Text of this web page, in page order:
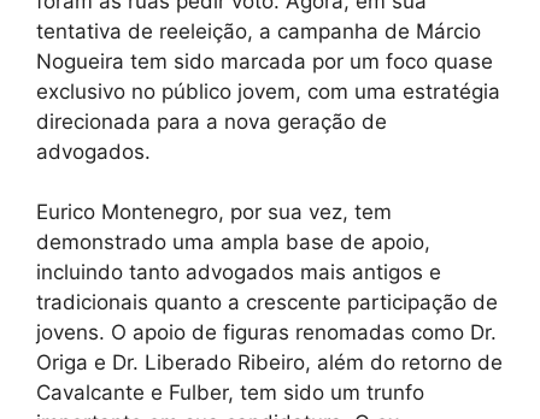
tentativa de reeleição, a campanha de Márcio
Nogueira tem sido marcada por um foco quase
exclusivo no público jovem, com uma estratégia
direcionada para a nova geração de
advogados.
Eurico Montenegro, por sua vez, tem
demonstrado uma ampla base de apoio,
incluindo tanto advogados mais antigos e
tradicionais quanto a crescente participação de
jovens. O apoio de figuras renomadas como Dr.
Origa e Dr. Liberado Ribeiro, além do retorno de
Cavalcante e Fulber, tem sido um trunfo